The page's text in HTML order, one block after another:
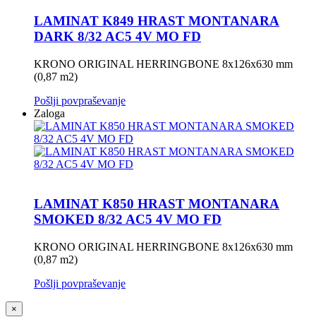
LAMINAT K849 HRAST MONTANARA
DARK 8/32 AC5 4V MO FD
KRONO ORIGINAL HERRINGBONE 8x126x630 mm
(0,87 m2)
Pošlji povpraševanje
Zaloga
LAMINAT K850 HRAST MONTANARA
SMOKED 8/32 AC5 4V MO FD
KRONO ORIGINAL HERRINGBONE 8x126x630 mm
(0,87 m2)
Pošlji povpraševanje
×